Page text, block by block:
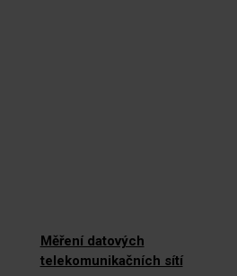
Měření datových
telekomunikačních sítí